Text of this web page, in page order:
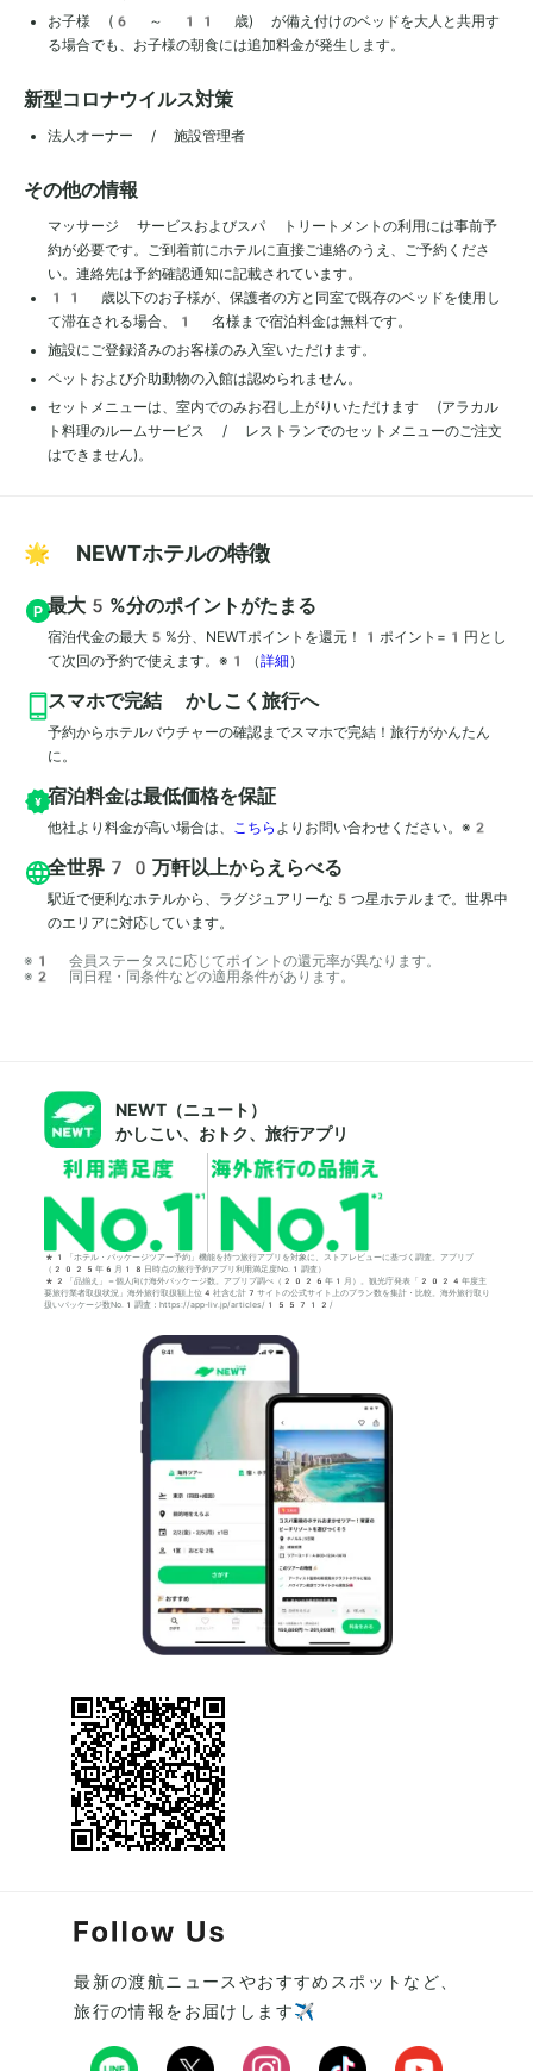
お子様 (6 ～ 11 歳) が備え付けのベッドを大人と共用す
る場合でも、お子様の朝食には追加料金が発生します。
新型コロナウイルス対策
法人オーナー / 施設管理者
その他の情報
マッサージ サービスおよびスパ トリートメントの利用には事前予
約が必要です。ご到着前にホテルに直接ご連絡のうえ、ご予約くださ
い。連絡先は予約確認通知に記載されています。
11 歳以下のお子様が、保護者の方と同室で既存のベッドを使用し
て滞在される場合、1 名様まで宿泊料金は無料です。
施設にご登録済みのお客様のみ入室いただけます。
ペットおよび介助動物の入館は認められません。
セットメニューは、室内でのみお召し上がりいただけます (アラカル
ト料理のルームサービス / レストランでのセットメニューのご注文
はできません)。
🌟 NEWTホテルの特徴
最大5%分のポイントがたまる
宿泊代金の最大5%分、NEWTポイントを還元！1ポイント=1円とし
て次回の予約で使えます。※1
（詳細 ）
スマホで完結 かしこく旅行へ
予約からホテルバウチャーの確認までスマホで完結！旅行がかんたん
に。
宿泊料金は最低価格を保証
他社より料金が高い場合は、 こちら よりお問い合わせください。※2
全世界70万軒以上からえらべる
駅近で便利なホテルから、ラグジュアリーな5つ星ホテルまで。世界中
のエリアに対応しています。
※1 会員ステータスに応じてポイントの還元率が異なります。
※2 同日程・同条件などの適用条件があります。
NEWT（ニュート）
かしこい、おトク、旅行アプリ
*1「ホテル・パッケージツアー予約」機能を持つ旅行アプリを対象に、ストアレビューに基づく調査。アプリブ
（2025年6月18日時点の旅行予約アプリ利用満足度No.1調査）
*2「品揃え」＝個人向け海外パッケージ数。アプリブ調べ（2026年1月）。観光庁発表「2024年度主
要旅行業者取扱状況」海外旅行取扱額上位4社含む計7サイトの公式サイト上のプラン数を集計・比較。海外旅行取り
扱いパッケージ数No.1調査：https://app-liv.jp/articles/155712/
最新の渡航ニュースやおすすめスポットなど、
旅行の情報をお届けします✈️